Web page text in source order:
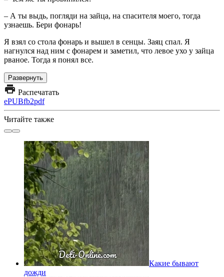
– А ты выдь, погляди на зайца, на спасителя моего, тогда
узнаешь. Бери фонарь!
Я взял со стола фонарь и вышел в сенцы. Заяц спал. Я
нагнулся над ним с фонарем и заметил, что левое ухо у зайца
рваное. Тогда я понял все.
Развернуть
Распечатать
ePUBfb2pdf
Читайте также
Какие бывают
дожди